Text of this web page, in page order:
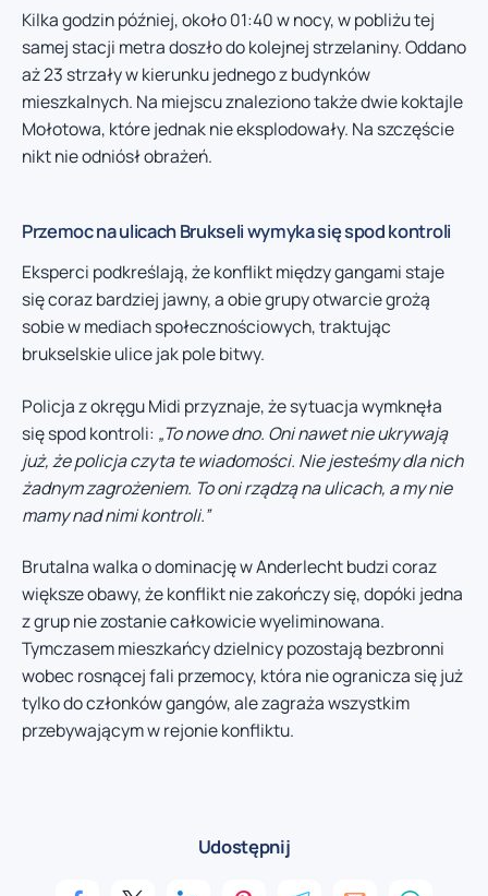
Kilka godzin później, około 01:40 w nocy, w pobliżu tej
samej stacji metra doszło do kolejnej strzelaniny. Oddano
aż 23 strzały w kierunku jednego z budynków
mieszkalnych. Na miejscu znaleziono także dwie koktajle
Mołotowa, które jednak nie eksplodowały. Na szczęście
nikt nie odniósł obrażeń.
Przemoc na ulicach Brukseli wymyka się spod kontroli
Eksperci podkreślają, że konflikt między gangami staje
się coraz bardziej jawny, a obie grupy otwarcie grożą
sobie w mediach społecznościowych, traktując
brukselskie ulice jak pole bitwy.
Policja z okręgu Midi przyznaje, że sytuacja wymknęła
się spod kontroli: „To nowe dno. Oni nawet nie ukrywają
już, że policja czyta te wiadomości. Nie jesteśmy dla nich
żadnym zagrożeniem. To oni rządzą na ulicach, a my nie
mamy nad nimi kontroli.”
Brutalna walka o dominację w Anderlecht budzi coraz
większe obawy, że konflikt nie zakończy się, dopóki jedna
z grup nie zostanie całkowicie wyeliminowana.
Tymczasem mieszkańcy dzielnicy pozostają bezbronni
wobec rosnącej fali przemocy, która nie ogranicza się już
tylko do członków gangów, ale zagraża wszystkim
przebywającym w rejonie konfliktu.
Udostępnij